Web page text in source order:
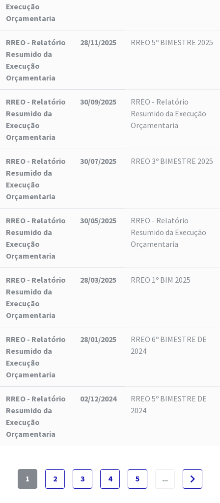
Execução
Orçamentaria
RREO - Relatório
Resumido da
Execução
Orçamentaria
28/11/2025 RREO 5º BIMESTRE 2025
RREO - Relatório
Resumido da
Execução
Orçamentaria
30/09/2025
RREO - Relatório
Resumido da Execução
Orçamentaria
RREO - Relatório
Resumido da
Execução
Orçamentaria
30/07/2025 RREO 3º BIMESTRE 2025
RREO - Relatório
Resumido da
Execução
Orçamentaria
30/05/2025
RREO - Relatório
Resumido da Execução
Orçamentaria
RREO - Relatório
Resumido da
Execução
Orçamentaria
28/03/2025 RREO 1º BIM 2025
RREO - Relatório
Resumido da
Execução
Orçamentaria
28/01/2025
RREO 6º BIMESTRE DE
2024
RREO - Relatório
Resumido da
Execução
Orçamentaria
02/12/2024
RREO 5º BIMESTRE DE
2024
1 2 3 4 5 ... navigate_next